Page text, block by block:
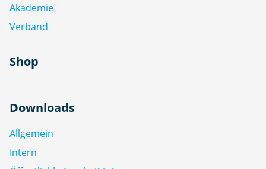
Akademie
Verband
Shop
Downloads
Allgemein
Intern